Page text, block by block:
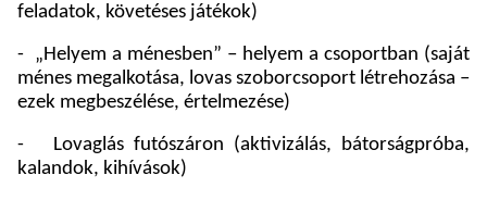
feladatok, követéses játékok)
- „Helyem a ménesben” – helyem a csoportban (saját
ménes megalkotása, lovas szoborcsoport létrehozása –
ezek megbeszélése, értelmezése)
-
Lovaglás futószáron (aktivizálás, bátorságpróba,
kalandok, kihívások)